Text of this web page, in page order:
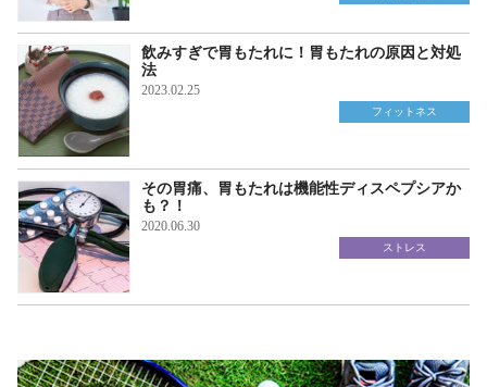
飲みすぎで胃もたれに！胃もたれの原因と対処
法
2023.02.25
フィットネス
その胃痛、胃もたれは機能性ディスペプシアか
も？！
2020.06.30
ストレス